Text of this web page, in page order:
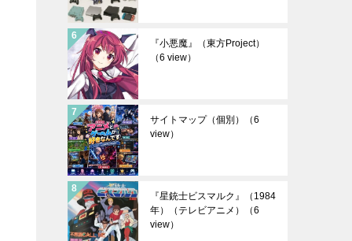
『小悪魔』（東方Project）
（6 view）
サイトマップ（個別）
（6
view）
『星銃士ビスマルク』（1984
年）（テレビアニメ）
（6
view）